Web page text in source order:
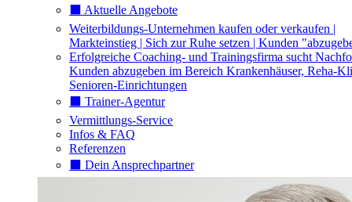
⬛️ Aktuelle Angebote
Weiterbildungs-Unternehmen kaufen oder verkaufen |
Markteinstieg | Sich zur Ruhe setzen | Kunden
Erfolgreiche Coaching- und Trainingsfirma sucht
Kunden abzugeben im Bereich Krankenhäuser, Reha-
Senioren-Einrichtungen
⬛️ Trainer-Agentur
Vermittlungs-Service
Infos & FAQ
Referenzen
⬛️ Dein Ansprechpartner